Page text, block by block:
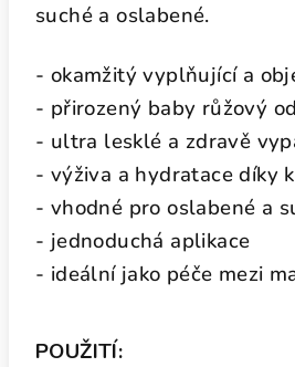
suché a oslabené.
- okamžitý vyplňující a
- přirozený baby růžový
- ultra lesklé a zdravě
- výživa a hydratace díky
- vhodné pro oslabené a
- jednoduchá aplikace
- ideální jako péče mezi
POUŽITÍ: